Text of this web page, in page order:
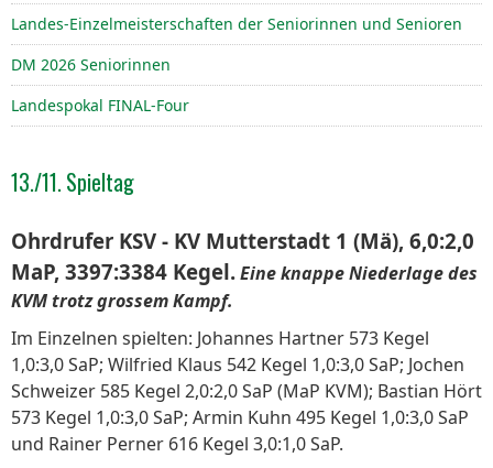
Landes-Einzelmeisterschaften der Seniorinnen und Senioren
DM 2026 Seniorinnen
Landespokal FINAL-Four
13./11. Spieltag
Ohrdrufer KSV - KV Mutterstadt 1 (Mä), 6,0:2,0
MaP, 3397:3384 Kegel.Eine knappe Niederlage des
KVM trotz grossem Kampf.
Im Einzelnen spielten: Johannes Hartner 573 Kegel
1,0:3,0 SaP; Wilfried Klaus 542 Kegel 1,0:3,0 SaP; Jochen
Schweizer 585 Kegel 2,0:2,0 SaP (MaP KVM); Bastian Hört
573 Kegel 1,0:3,0 SaP; Armin Kuhn 495 Kegel 1,0:3,0 SaP
und Rainer Perner 616 Kegel 3,0:1,0 SaP.